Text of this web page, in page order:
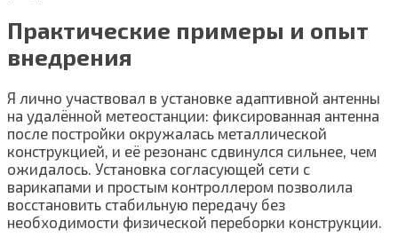
Практические примеры и опыт
внедрения
Я лично участвовал в установке адаптивной антенны
на удалённой метеостанции: фиксированная антенна
после постройки окружалась металлической
конструкцией, и её резонанс сдвинулся сильнее, чем
ожидалось. Установка согласующей сети с
варикапами и простым контроллером позволила
восстановить стабильную передачу без
необходимости физической переборки конструкции.